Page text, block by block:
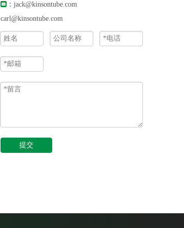
 ： jack@kinsontube.com
carl@kinsontube.com
提交